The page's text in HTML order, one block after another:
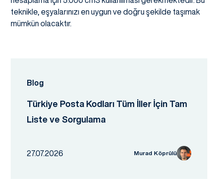
teknikle, eşyalarınızı en uygun ve doğru şekilde taşımak
mümkün olacaktır.
Blog
Türkiye Posta Kodları Tüm İller İçin Tam
Liste ve Sorgulama
27.07.2026 Murad Köprülü